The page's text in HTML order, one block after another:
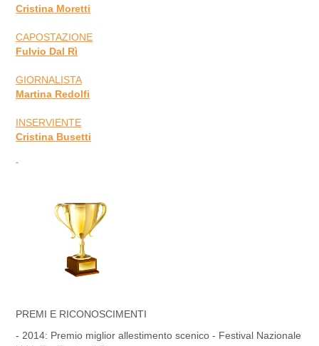
Cristina Moretti
CAPOSTAZIONE
Fulvio Dal Rì
GIORNALISTA
Martina Redolfi
INSERVIENTE
Cristina Busetti
PREMI E RICONOSCIMENTI
- 2014: Premio miglior allestimento scenico - Festival Nazionale